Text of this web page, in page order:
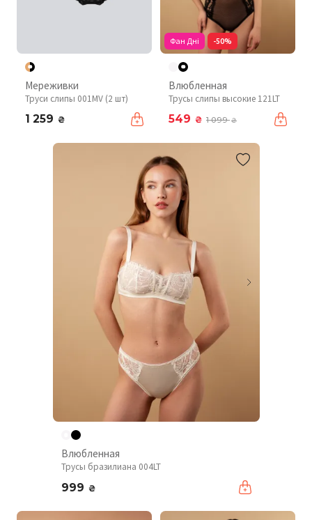
Мереживки
Труси слипы 001MV (2 шт)
1 259 ₴
Фан Дні -50%
Влюбленная
Трусы слипы высокие 121LT
549 ₴ 1 099₴
Влюбленная
Трусы бразилиана 004LT
999 ₴